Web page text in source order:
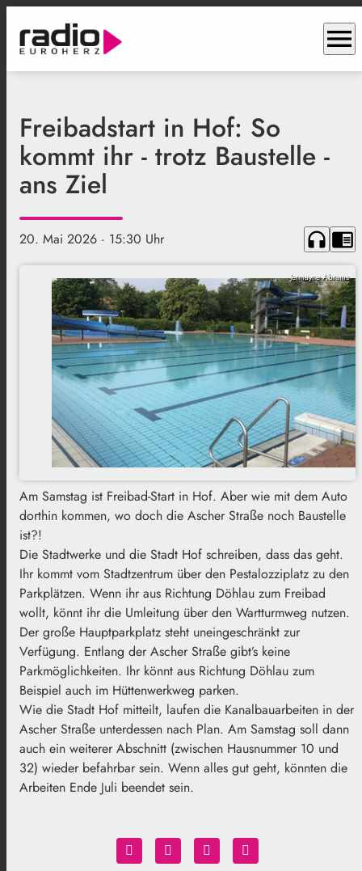
menu
Freibadstart in Hof: So
kommt ihr - trotz Baustelle -
ans Ziel
20. Mai 2026 · 15:30 Uhr headphones chrome_reader_mode
Jermayne Abrams
Am Samstag ist Freibad-Start in Hof. Aber wie mit dem Auto
dorthin kommen, wo doch die Ascher Straße noch Baustelle
ist?!
Die Stadtwerke und die Stadt Hof schreiben, dass das geht.
Ihr kommt vom Stadtzentrum über den Pestalozziplatz zu den
Parkplätzen. Wenn ihr aus Richtung Döhlau zum Freibad
wollt, könnt ihr die Umleitung über den Wartturmweg nutzen.
Der große Hauptparkplatz steht uneingeschränkt zur
Verfügung. Entlang der Ascher Straße gibt’s keine
Parkmöglichkeiten. Ihr könnt aus Richtung Döhlau zum
Beispiel auch im Hüttenwerkweg parken.
Wie die Stadt Hof mitteilt, laufen die Kanalbauarbeiten in der
Ascher Straße unterdessen nach Plan. Am Samstag soll dann
auch ein weiterer Abschnitt (zwischen Hausnummer 10 und
32) wieder befahrbar sein. Wenn alles gut geht, könnten die
Arbeiten Ende Juli beendet sein.